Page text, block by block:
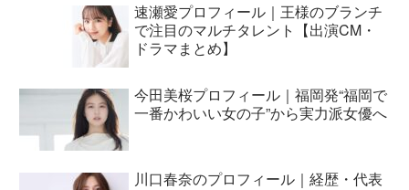
速瀬愛プロフィール｜王様のブランチ
で注目のマルチタレント【出演CM・
ドラマまとめ】
今田美桜プロフィール｜福岡発“福岡で
一番かわいい女の子”から実力派女優へ
川口春奈のプロフィール｜経歴・代表